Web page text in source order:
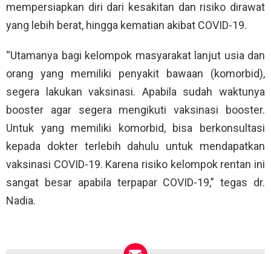
mempersiapkan diri dari kesakitan dan risiko dirawat
yang lebih berat, hingga kematian akibat COVID-19.
“Utamanya bagi kelompok masyarakat lanjut usia dan
orang yang memiliki penyakit bawaan (komorbid),
segera lakukan vaksinasi. Apabila sudah waktunya
booster agar segera mengikuti vaksinasi booster.
Untuk yang memiliki komorbid, bisa berkonsultasi
kepada dokter terlebih dahulu untuk mendapatkan
vaksinasi COVID-19. Karena risiko kelompok rentan ini
sangat besar apabila terpapar COVID-19,” tegas dr.
Nadia.